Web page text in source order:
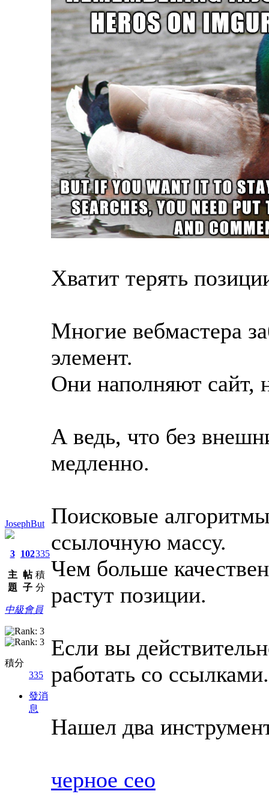
JosephBut
3
主
題
102
帖
子
335
積
分
中級會員
積分
335
發消
息
Хватит терять
Многие вебмастера
элемент.
Они наполняют сайт,
А ведь, что без
медленно.
Поисковые
ссылочную массу.
Чем больше
растут позиции.
Если вы
работать со ссылками.
Нашел два
черное сео